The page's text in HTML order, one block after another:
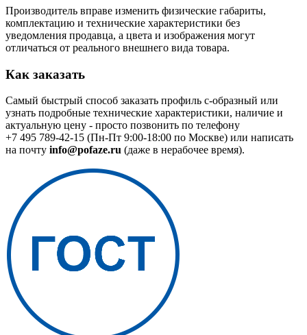
Производитель вправе изменить физические габариты,
комплектацию и технические характеристики без
уведомления продавца, а цвета и изображения могут
отличаться от реального внешнего вида товара.
Как заказать
Самый быстрый способ заказать профиль с-образный или
узнать подробные технические характеристики, наличие и
актуальную цену - просто позвонить по телефону
+7 495 789-42-15 (Пн-Пт 9:00-18:00 по Москве) или написать
на почту info@pofaze.ru (даже в нерабочее время).